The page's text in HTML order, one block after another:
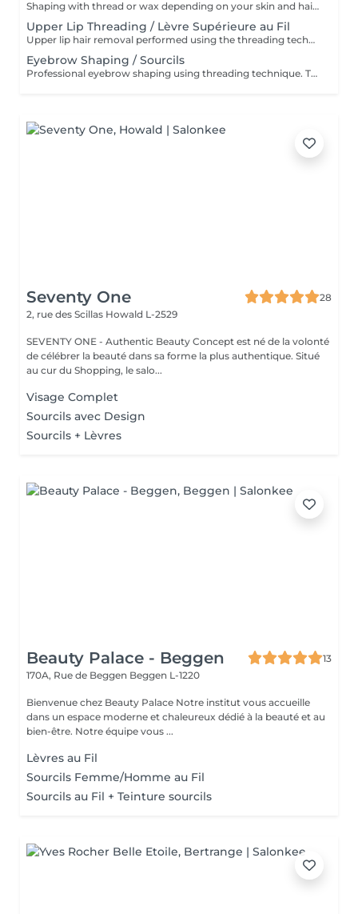
Shaping with thread or wax depending on your skin and hair type. * Restructuration des sourcils au fil ou à la cire selon votre peau et votre pilosité
Upper Lip Threading / Lèvre Supérieure au Fil
Upper lip hair removal performed using the threading technique for precise and gentle results. Ideal for sensitive skin and facial hair removal. Épilation de la lèvre supérieure réalisée à l'aide de la technique au fil pour un résultat précis et en douceur. Idéale pour les peaux sensibles et l'épilation du visage
Eyebrow Shaping / Sourcils
Professional eyebrow shaping using threading technique. The skin is cleansed before the procedure, and a soothing regenerative cream is applied afterwards. Restructuration professionnelle des sourcils au fil. La peau est nettoyée avant la procédure et une crème apaisante et régénérante est appliquée après le soin
Seventy One
28
2, rue des Scillas Howald L-2529
SEVENTY ONE - Authentic Beauty Concept est né de la volonté
de célébrer la beauté dans sa forme la plus authentique. Situé
au cur du Shopping, le salo...
Visage Complet
Sourcils avec Design
Sourcils + Lèvres
Beauty Palace - Beggen
13
170A, Rue de Beggen Beggen L-1220
Bienvenue chez Beauty Palace Notre institut vous accueille
dans un espace moderne et chaleureux dédié à la beauté et au
bien-être. Notre équipe vous ...
Lèvres au Fil
Sourcils Femme/Homme au Fil
Sourcils au Fil + Teinture sourcils